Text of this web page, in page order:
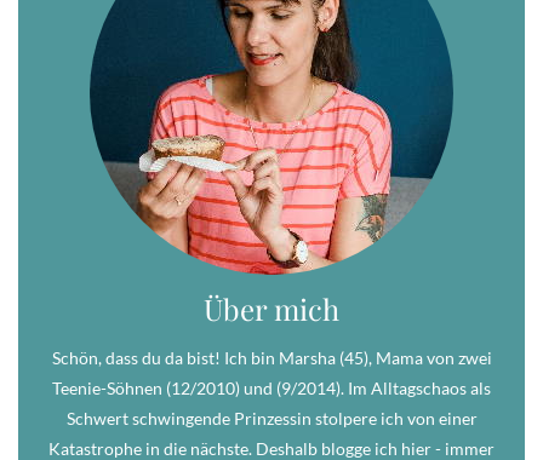
Über mich
Schön, dass du da bist! Ich bin Marsha (45), Mama von zwei
Teenie-Söhnen (12/2010) und (9/2014). Im Alltagschaos als
Schwert schwingende Prinzessin stolpere ich von einer
Katastrophe in die nächste. Deshalb blogge ich hier - immer